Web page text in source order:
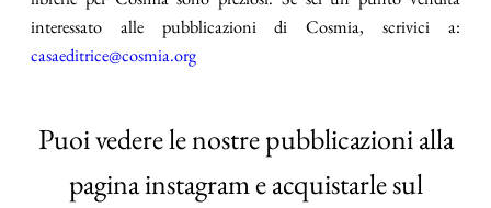
interessato alle pubblicazioni di Cosmia, scrivici a:
casaeditrice@cosmia.org
Puoi vedere le nostre pubblicazioni alla
pagina instagram e acquistarle sul